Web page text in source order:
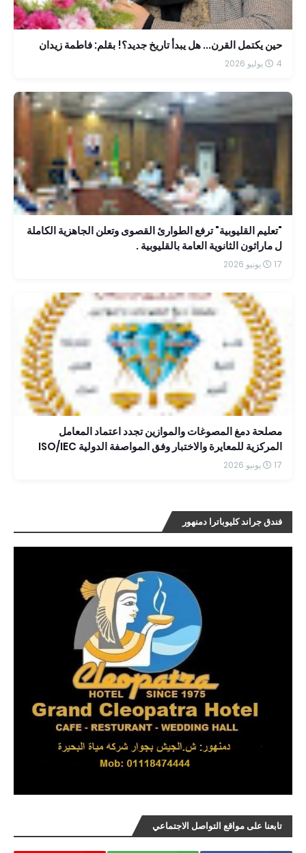
حين يكتمل القرن... هل يبدأ تاريخ جديد؟! بقلم: فاطمة زيدان
4 يوليو 2026
"تعليم القليوبية" ترفع الطوارئ القصوى وتعلن الجاهزية الكاملة
ل ماراثون الثانوية العامة بالقليوبية .
17 يونيو 2026
مصلحة دمغ المصوغات والموازين تجدد اعتماد المعامل
المركزية للمعايرة والاختبار وفق المواصفة الدولية ISO/IEC
17025:2017 حتى عام 2030
17 يونيو 2026
فندق جراند كليوباترا دمنهور
تابعنا على مواقع التواصل الاجتماعي